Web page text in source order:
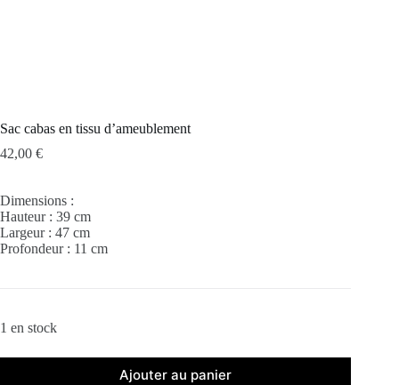
Sac cabas en tissu d’ameublement
42,00 €
Dimensions :
Hauteur : 39 cm
Largeur : 47 cm
Profondeur : 11 cm
1 en stock
Ajouter au panier